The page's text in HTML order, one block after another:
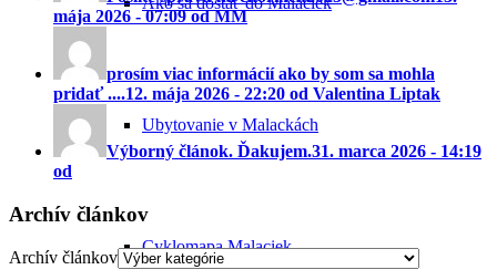
Ubytovanie v Malackách
Cyklomapa Malaciek
mája 2026 - 07:09 od MM
prosím viac informácií ako by som sa mohla
pridať ....12. mája 2026 - 22:20 od Valentina Liptak
Výborný článok. Ďakujem.31. marca 2026 - 14:19
od
Archív článkov
Archív článkov